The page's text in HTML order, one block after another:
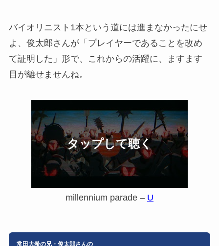
バイオリニスト1本という道には進まなかったにせ
よ、俊太郎さんが「プレイヤーであることを改め
て証明した」形で、これからの活躍に、ますます
目が離せませんね。
millennium parade – U
常田大希の兄・俊太郎さんの